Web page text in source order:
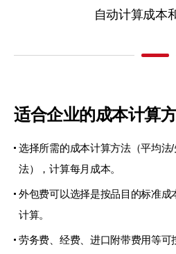
自动计算成本
适合企业的成本计算
选择所需的成本计算方法（平均法
法），计算每月成本。
外包费可以选择是按品目的标准
计算。
劳务费、经费、进口附带费用等